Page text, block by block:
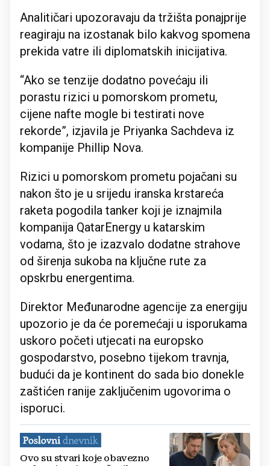
Analitičari upozoravaju da tržišta ponajprije
reagiraju na izostanak bilo kakvog spomena
prekida vatre ili diplomatskih inicijativa.
“Ako se tenzije dodatno povećaju ili
porastu rizici u pomorskom prometu,
cijene nafte mogle bi testirati nove
rekorde”, izjavila je Priyanka Sachdeva iz
kompanije Phillip Nova.
Rizici u pomorskom prometu pojačani su
nakon što je u srijedu iranska krstareća
raketa pogodila tanker koji je iznajmila
kompanija QatarEnergy u katarskim
vodama, što je izazvalo dodatne strahove
od širenja sukoba na ključne rute za
opskrbu energentima.
Direktor Međunarodne agencije za energiju
upozorio je da će poremećaji u isporukama
uskoro početi utjecati na europsko
gospodarstvo, posebno tijekom travnja,
budući da je kontinent do sada bio donekle
zaštićen ranije zaključenim ugovorima o
isporuci.
Ovo su stvari koje obavezno